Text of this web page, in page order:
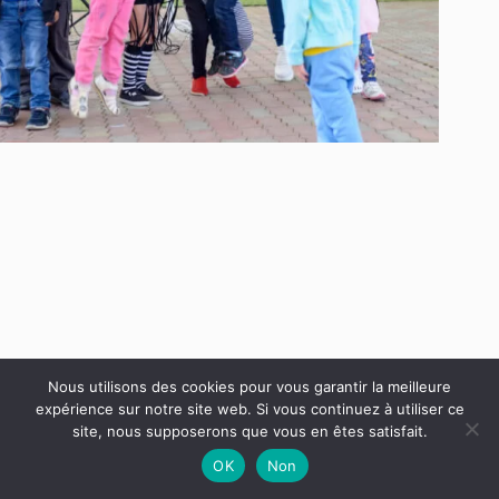
Copyright © 2026 Toutes les dates des vacances scolaires
Plan du site
Politique en matière de cookies
Nous utilisons des cookies pour vous garantir la meilleure
expérience sur notre site web. Si vous continuez à utiliser ce
site, nous supposerons que vous en êtes satisfait.
OK
Non